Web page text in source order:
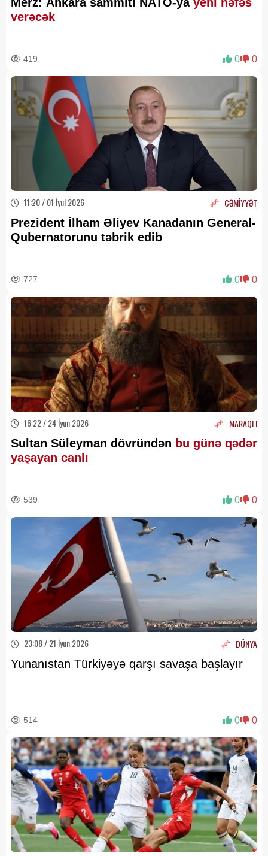
verəcək
419 0 0
11:20 / 01 İyul 2026 CƏMİYYƏT
Prezident İlham Əliyev Kanadanın General-
Qubernatorunu təbrik edib
727 0 0
16:22 / 24 İyun 2026 MARAQLI
Sultan Süleyman dövründən bu günə qədər
yaşayan canlı
539 0 0
23:08 / 21 İyun 2026 DÜNYA
Yunanıstan Türkiyəyə qarşı savaşa başlayır
514 0 0